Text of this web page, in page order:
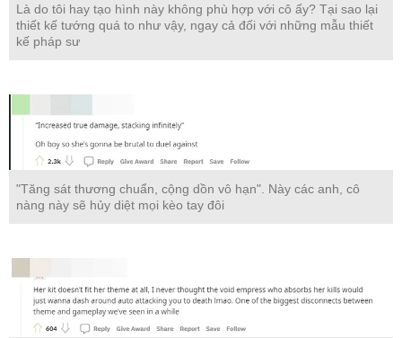
Là do tôi hay tạo hình này không phù hợp với cô ấy? Tại sao lại
thiết kế tướng quá to như vậy, ngay cả đối với những mẫu thiết
kế pháp sư
"Tăng sát thương chuẩn, cộng dồn vô hạn". Này các anh, cô
nàng này sẽ hủy diệt mọi kèo tay đôi